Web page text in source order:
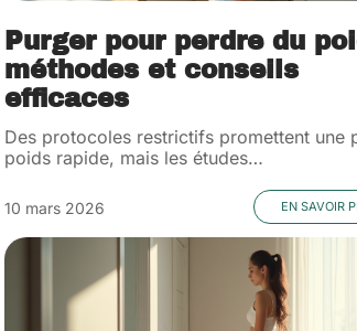
Purger pour perdre du
méthodes et conseils
efficaces
Des protocoles restrictifs promettent une
poids rapide, mais les études…
10 mars 2026 EN SAVOIR